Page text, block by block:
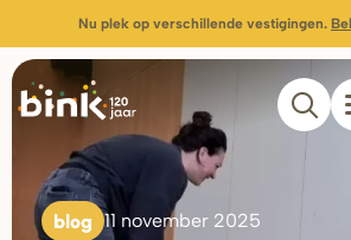
Nu plek op verschillende vestigingen.
blog 11 november 2025